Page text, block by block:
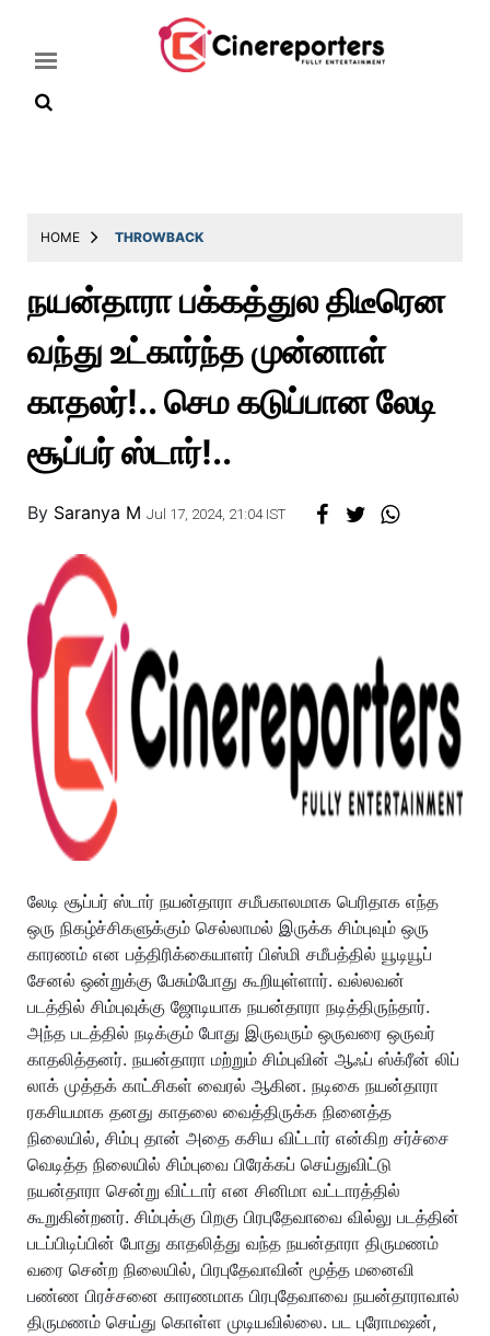
Latest
Throwback
Television
Photos
Story
HOME THROWBACK
நயன்தாரா பக்கத்துல திடீரென
வந்து உட்கார்ந்த முன்னாள்
காதலர்!.. செம கடுப்பான லேடி
சூப்பர் ஸ்டார்!..
By Saranya M Jul 17, 2024, 21:04 IST
லேடி சூப்பர் ஸ்டார் நயன்தாரா சமீபகாலமாக பெரிதாக எந்த
ஒரு நிகழ்ச்சிகளுக்கும் செல்லாமல் இருக்க சிம்புவும் ஒரு
காரணம் என பத்திரிக்கையாளர் பிஸ்மி சமீபத்தில் யூடியூப்
சேனல் ஒன்றுக்கு பேசும்போது கூறியுள்ளார். வல்லவன்
படத்தில் சிம்புவுக்கு ஜோடியாக நயன்தாரா நடித்திருந்தார்.
அந்த படத்தில் நடிக்கும் போது இருவரும் ஒருவரை ஒருவர்
காதலித்தனர். நயன்தாரா மற்றும் சிம்புவின் ஆஃப் ஸ்க்ரீன் லிப்
லாக் முத்தக் காட்சிகள் வைரல் ஆகின. நடிகை நயன்தாரா
ரகசியமாக தனது காதலை வைத்திருக்க நினைத்த
நிலையில், சிம்பு தான் அதை கசிய விட்டார் என்கிற சர்ச்சை
வெடித்த நிலையில் சிம்புவை பிரேக்கப் செய்துவிட்டு
நயன்தாரா சென்று விட்டார் என சினிமா வட்டாரத்தில்
கூறுகின்றனர். சிம்புக்கு பிறகு பிரபுதேவாவை வில்லு படத்தின்
படப்பிடிப்பின் போது காதலித்து வந்த நயன்தாரா திருமணம்
வரை சென்ற நிலையில், பிரபுதேவாவின் மூத்த மனைவி
பண்ண பிரச்சனை காரணமாக பிரபுதேவாவை நயன்தாராவால்
திருமணம் செய்து கொள்ள முடியவில்லை. பட புரோமஷன்,